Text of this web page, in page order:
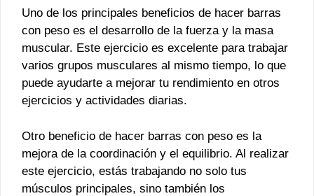
Uno de los principales beneficios de hacer barras
con peso es el desarrollo de la fuerza y la masa
muscular. Este ejercicio es excelente para trabajar
varios grupos musculares al mismo tiempo, lo que
puede ayudarte a mejorar tu rendimiento en otros
ejercicios y actividades diarias.
Otro beneficio de hacer barras con peso es la
mejora de la coordinación y el equilibrio. Al realizar
este ejercicio, estás trabajando no solo tus
músculos principales, sino también los